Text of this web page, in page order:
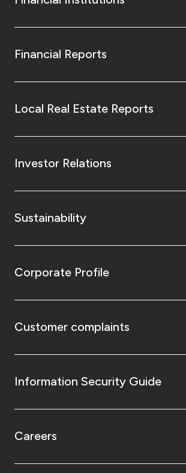
Financial Reports
Local Real Estate Reports
Investor Relations
Sustainability
Corporate Profile
Customer complaints
Information Security Guide
Careers